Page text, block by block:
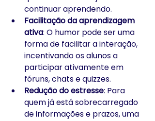
continuar aprendendo.
Facilitação da aprendizagem
ativa: O humor pode ser uma
forma de facilitar a interação,
incentivando os alunos a
participar ativamente em
fóruns, chats e quizzes.
Redução do estresse: Para
quem já está sobrecarregado
de informações e prazos, uma